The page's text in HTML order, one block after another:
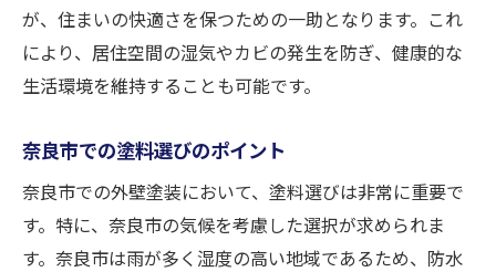
が、住まいの快適さを保つための一助となります。これ
により、居住空間の湿気やカビの発生を防ぎ、健康的な
生活環境を維持することも可能です。
奈良市での塗料選びのポイント
奈良市での外壁塗装において、塗料選びは非常に重要で
す。特に、奈良市の気候を考慮した選択が求められま
す。奈良市は雨が多く湿度の高い地域であるため、防水